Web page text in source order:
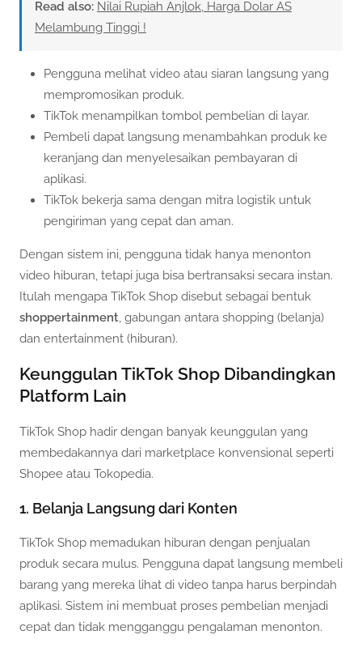
Read also: Nilai Rupiah Anjlok, Harga Dolar AS
Melambung Tinggi !
Pengguna melihat video atau siaran langsung yang
mempromosikan produk.
TikTok menampilkan tombol pembelian di layar.
Pembeli dapat langsung menambahkan produk ke
keranjang dan menyelesaikan pembayaran di
aplikasi.
TikTok bekerja sama dengan mitra logistik untuk
pengiriman yang cepat dan aman.
Dengan sistem ini, pengguna tidak hanya menonton
video hiburan, tetapi juga bisa bertransaksi secara instan.
Itulah mengapa TikTok Shop disebut sebagai bentuk
shoppertainment, gabungan antara shopping (belanja)
dan entertainment (hiburan).
Keunggulan TikTok Shop Dibandingkan
Platform Lain
TikTok Shop hadir dengan banyak keunggulan yang
membedakannya dari marketplace konvensional seperti
Shopee atau Tokopedia.
1. Belanja Langsung dari Konten
TikTok Shop memadukan hiburan dengan penjualan
produk secara mulus. Pengguna dapat langsung membeli
barang yang mereka lihat di video tanpa harus berpindah
aplikasi. Sistem ini membuat proses pembelian menjadi
cepat dan tidak mengganggu pengalaman menonton.